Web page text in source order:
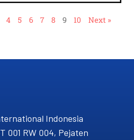
4 5 6 7 8 9 10 Next »
Indonesia
001 RW 004, Pejaten